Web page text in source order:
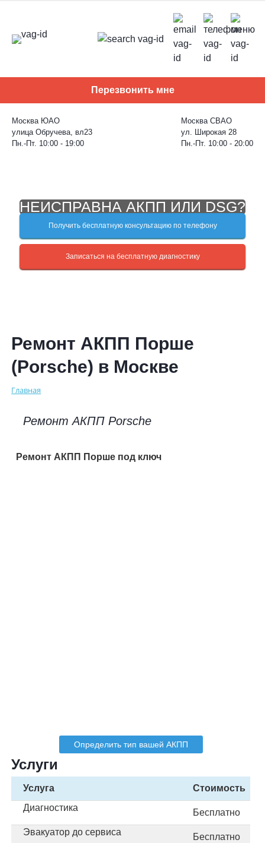
content
Перезвонить мне
Москва ЮАО
улица Обручева, вл23
Пн.-Пт. 10:00 - 19:00
Москва СВАО
ул. Широкая 28
Пн.-Пт. 10:00 - 20:00
НЕИСПРАВНА АКПП ИЛИ DSG?
Получить бесплатную консультацию по телефону
Записаться на бесплатную диагностику
Ремонт АКПП Порше
(Porsche) в Москве
Главная
Ремонт АКПП Porsche
Ремонт АКПП Порше под ключ
Определить тип вашей АКПП
Услуги
Услуга
Стоимость
Диагностика
Бесплатно
Эвакуатор до сервиса
Бесплатно